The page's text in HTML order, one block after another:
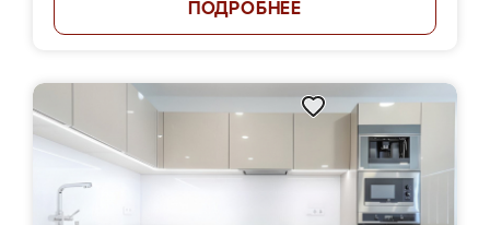
ПОДРОБНЕЕ